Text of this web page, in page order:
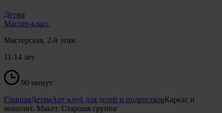
Детям
Мастер-класс
Мастерская, 2-й этаж
11-14 лет
90 минут
ГлавнаяДетямАрт-клуб для детей и подростковКаркас и
монолит. Макет. Старшая группа